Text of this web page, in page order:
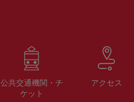
公共交通機関・チ
ケット
アクセス